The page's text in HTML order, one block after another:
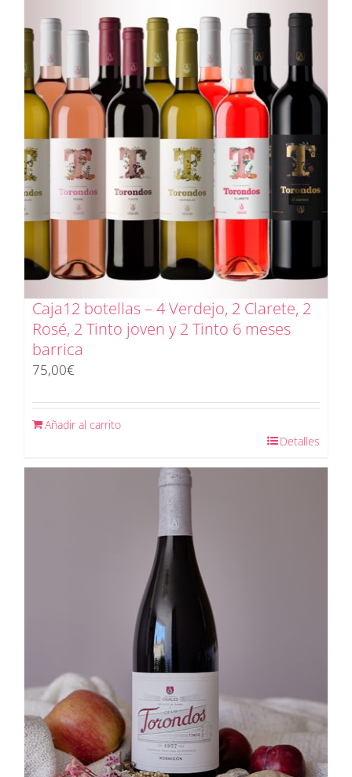
Caja12 botellas – 4 Verdejo, 2 Clarete, 2
Rosé, 2 Tinto joven y 2 Tinto 6 meses
barrica
75,00€
Añadir al carrito
Detalles